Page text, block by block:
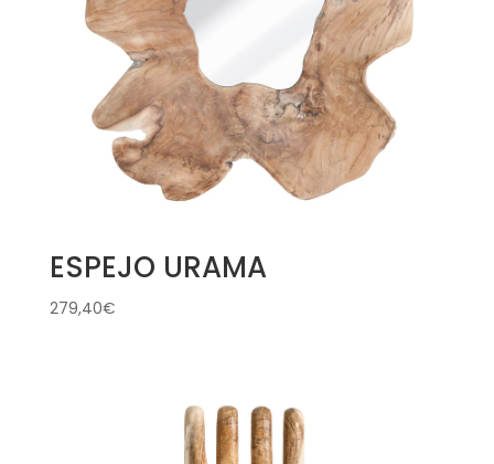
ESPEJO URAMA
279,40€